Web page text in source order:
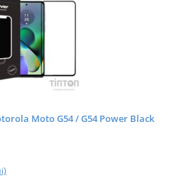
Moto G54 / G54 Power Black